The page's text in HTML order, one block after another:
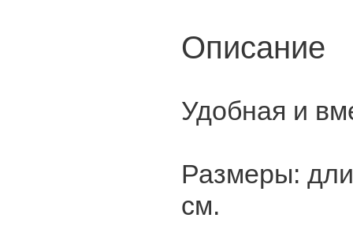
Описание
Удобная и
Размеры:
см.